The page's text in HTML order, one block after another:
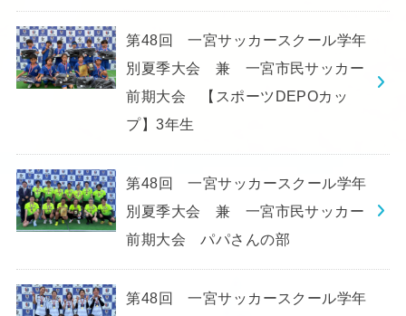
第48回 一宮サッカースクール学年
別夏季大会 兼 一宮市民サッカー
前期大会 【スポーツDEPOカッ
プ】3年生
第48回 一宮サッカースクール学年
別夏季大会 兼 一宮市民サッカー
前期大会 パパさんの部
第48回 一宮サッカースクール学年